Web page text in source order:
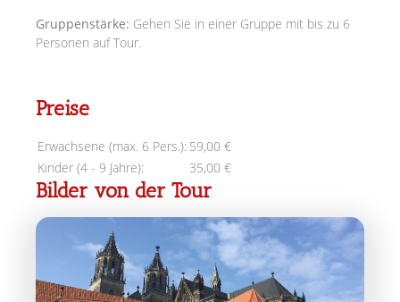
Gruppenstärke: Gehen Sie in einer Gruppe mit bis zu 6
Personen auf Tour.
Preise
Erwachsene (max. 6 Pers.): 59,00 €
Kinder (4 - 9 Jahre):
35,00 €
Bilder von der Tour